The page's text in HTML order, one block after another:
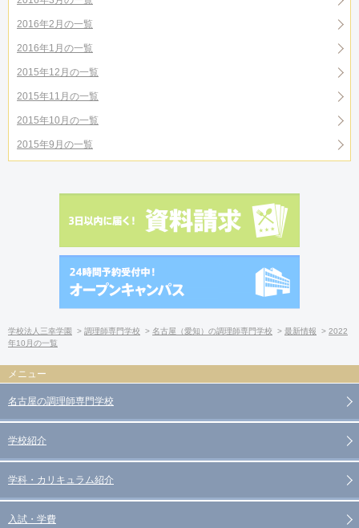
2016年2月の一覧
2016年1月の一覧
2015年12月の一覧
2015年11月の一覧
2015年10月の一覧
2015年9月の一覧
学校法人三幸学園 調理師専門学校 名古屋（愛知）の調理師専門学校 最新情報
2022
年10月の一覧
名古屋の調理師専門学校
学校紹介
学科・カリキュラム紹介
入試・学費